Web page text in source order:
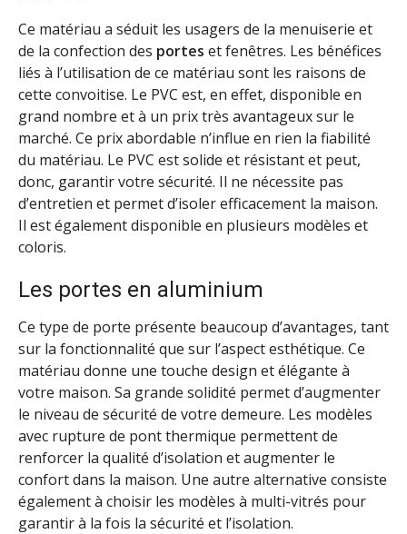
Ce matériau a séduit les usagers de la menuiserie et
de la confection des portes et fenêtres. Les bénéfices
liés à l’utilisation de ce matériau sont les raisons de
cette convoitise. Le PVC est, en effet, disponible en
grand nombre et à un prix très avantageux sur le
marché. Ce prix abordable n’influe en rien la fiabilité
du matériau. Le PVC est solide et résistant et peut,
donc, garantir votre sécurité. Il ne nécessite pas
d’entretien et permet d’isoler efficacement la maison.
Il est également disponible en plusieurs modèles et
coloris.
Les portes en aluminium
Ce type de porte présente beaucoup d’avantages, tant
sur la fonctionnalité que sur l’aspect esthétique. Ce
matériau donne une touche design et élégante à
votre maison. Sa grande solidité permet d’augmenter
le niveau de sécurité de votre demeure. Les modèles
avec rupture de pont thermique permettent de
renforcer la qualité d’isolation et augmenter le
confort dans la maison. Une autre alternative consiste
également à choisir les modèles à multi-vitrés pour
garantir à la fois la sécurité et l’isolation.